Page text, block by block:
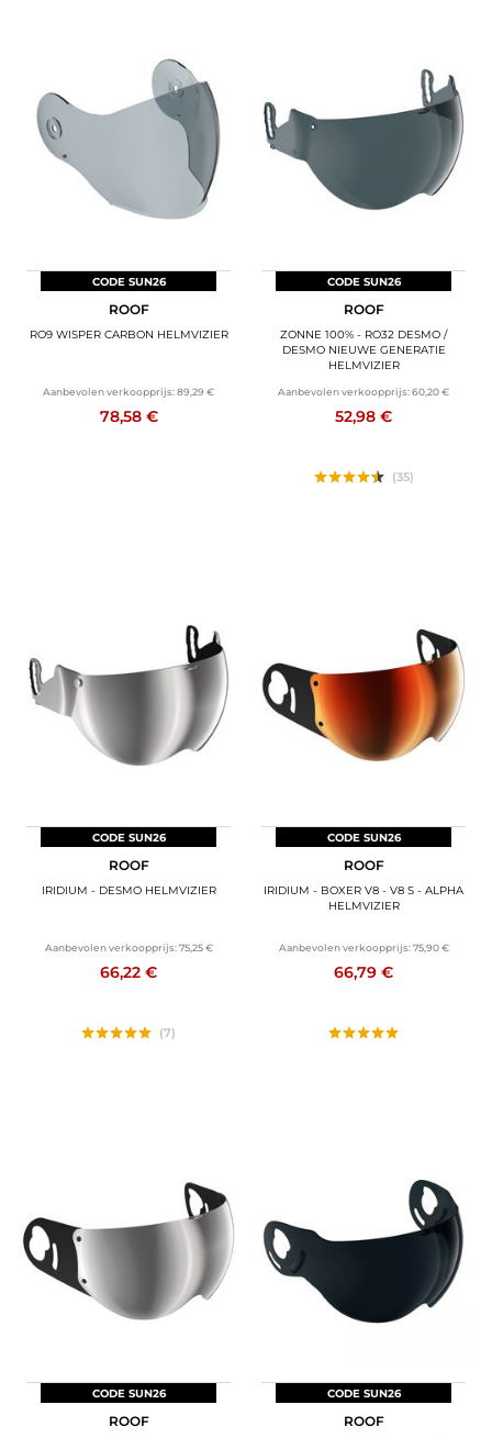
CODE SUN26
ROOF
RO9 WISPER CARBON HELMVIZIER
Aanbevolen verkoopprijs:89,29 €
78,58 €
CODE SUN26
ROOF
ZONNE 100% - RO32 DESMO /
DESMO NIEUWE GENERATIE
HELMVIZIER
Aanbevolen verkoopprijs:60,20 €
52,98 €
(35)
CODE SUN26
ROOF
IRIDIUM - DESMO HELMVIZIER
Aanbevolen verkoopprijs: 75,25 €
66,22 €
(7)
CODE SUN26
ROOF
IRIDIUM - BOXER V8 - V8 S - ALPHA
HELMVIZIER
Aanbevolen verkoopprijs: 75,90 €
66,79 €
CODE SUN26
ROOF
CODE SUN26
ROOF